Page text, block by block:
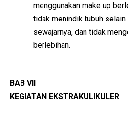
menggunakan make up
tidak menindik tubuh
sewajarnya, dan tidak
berlebihan.
BAB VII
KEGIATAN EKSTRAKULIKULER